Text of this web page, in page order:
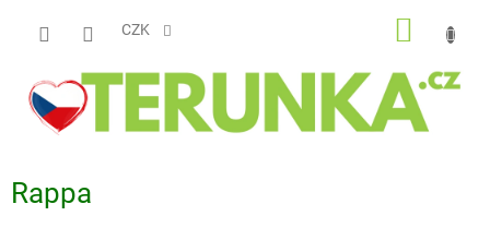
CZK
Rappa